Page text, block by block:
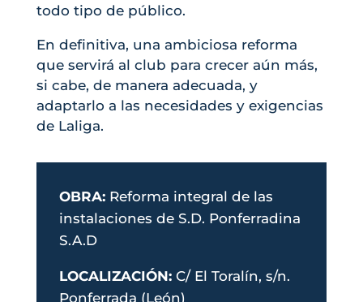
todo tipo de público.
En definitiva, una ambiciosa reforma
que servirá al club para crecer aún más,
si cabe, de manera adecuada, y
adaptarlo a las necesidades y exigencias
de Laliga.
OBRA: Reforma integral de las
instalaciones de S.D. Ponferradina
S.A.D
LOCALIZACIÓN:C/ El Toralín, s/n.
Ponferrada (León)